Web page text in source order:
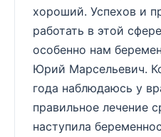
хороший. Успехов и
работать в этой
особенно нам
Юрий Марсельевич.
года наблюдаюсь у
правильное лечение
наступила